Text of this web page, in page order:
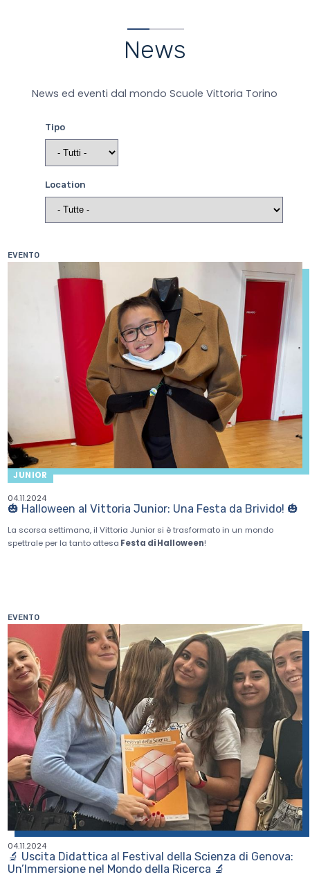
News
News ed eventi dal mondo Scuole Vittoria Torino
Tipo
Location
EVENTO
JUNIOR
04.11.2024
🎃 Halloween al Vittoria Junior: Una Festa da Brivido! 🎃
La scorsa settimana, il Vittoria Junior si è trasformato in un mondo
spettrale per la tanto attesa Festa di Halloween!
EVENTO
04.11.2024
🔬 Uscita Didattica al Festival della Scienza di Genova:
Un’Immersione nel Mondo della Ricerca 🔬